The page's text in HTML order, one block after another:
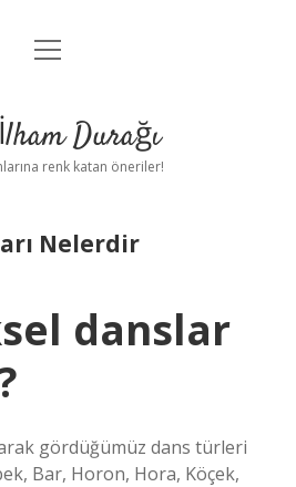
Anasayfa
Yasal Uyarı
menüyü
Durağı
renk katan öneriler!
Nelerdir
danslar
gördüğümüz dans türleri
Bar, Horon, Hora, Köçek,